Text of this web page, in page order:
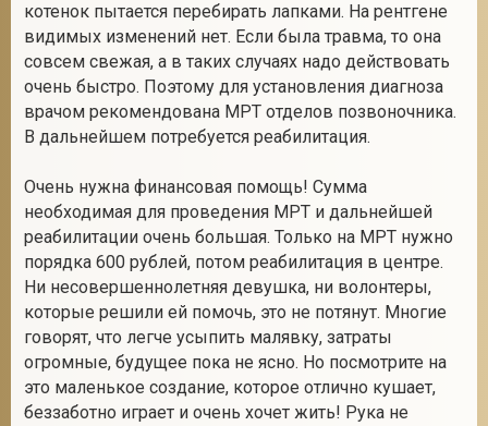
котенок пытается перебирать лапками. На рентгене
видимых изменений нет. Если была травма, то она
совсем свежая, а в таких случаях надо действовать
очень быстро. Поэтому для установления диагноза
врачом рекомендована МРТ отделов позвоночника.
В дальнейшем потребуется реабилитация.
Очень нужна финансовая помощь! Сумма
необходимая для проведения МРТ и дальнейшей
реабилитации очень большая. Только на МРТ нужно
порядка 600 рублей, потом реабилитация в центре.
Ни несовершеннолетняя девушка, ни волонтеры,
которые решили ей помочь, это не потянут. Многие
говорят, что легче усыпить малявку, затраты
огромные, будущее пока не ясно. Но посмотрите на
это маленькое создание, которое отлично кушает,
беззаботно играет и очень хочет жить! Рука не